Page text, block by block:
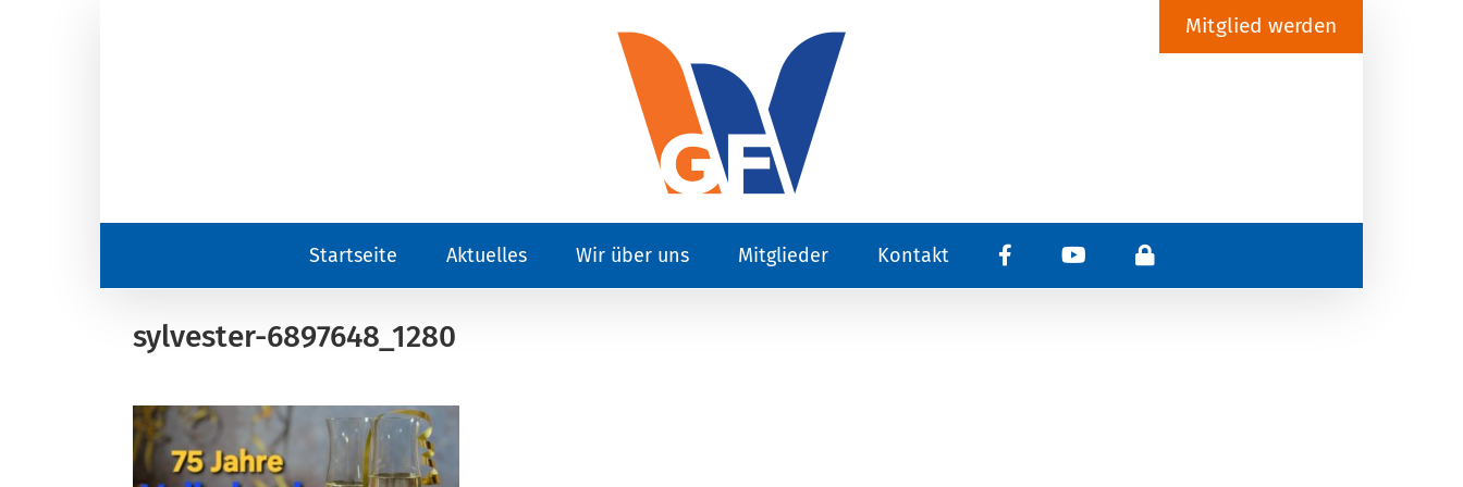
Mitglied werden
Startseite Aktuelles Wir über uns Mitglieder Kontakt
sylvester-6897648_1280